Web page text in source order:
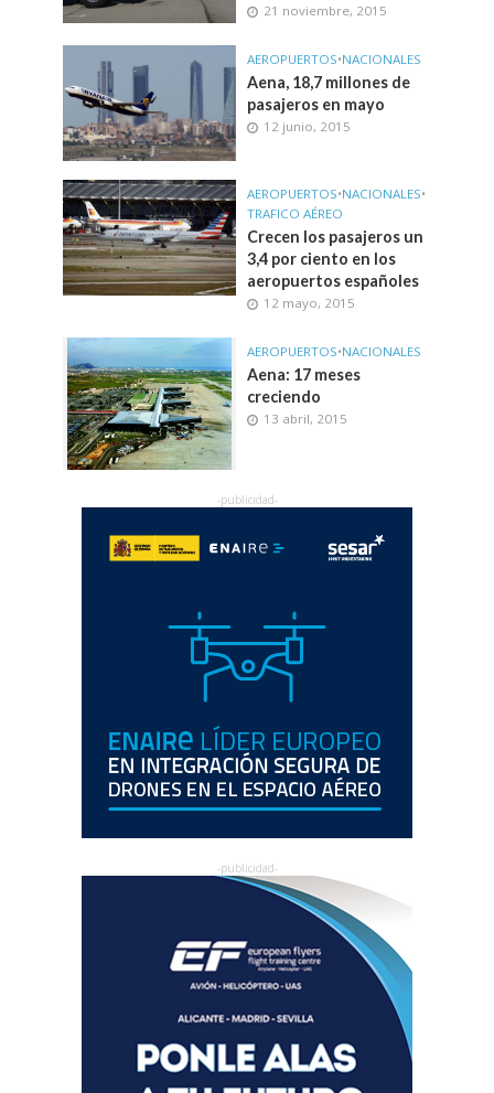
21 noviembre, 2015
AEROPUERTOS•NACIONALES
Aena, 18,7 millones de
pasajeros en mayo
12 junio, 2015
AEROPUERTOS•NACIONALES•
TRAFICO AÉREO
Crecen los pasajeros un
3,4 por ciento en los
aeropuertos españoles
12 mayo, 2015
AEROPUERTOS•NACIONALES
Aena: 17 meses
creciendo
13 abril, 2015